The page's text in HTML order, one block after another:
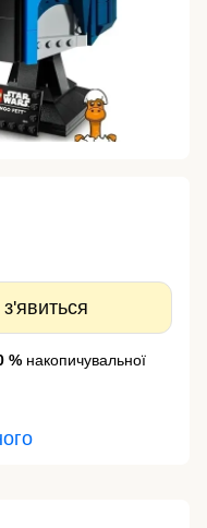
% накопичувальної